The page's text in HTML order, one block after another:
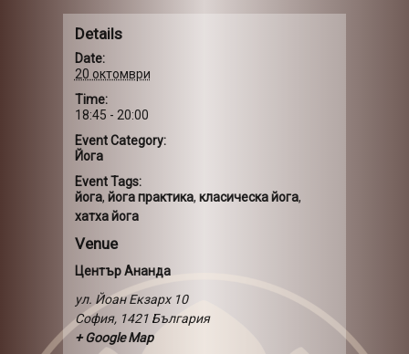
Details
Date:
20 октомври
Time:
18:45 - 20:00
Event Category:
Йога
Event Tags:
йога, йога практика, класическа йога,
хатха йога
Venue
Център Ананда
ул. Йоан Екзарх 10
София, 1421 България
+ Google Map